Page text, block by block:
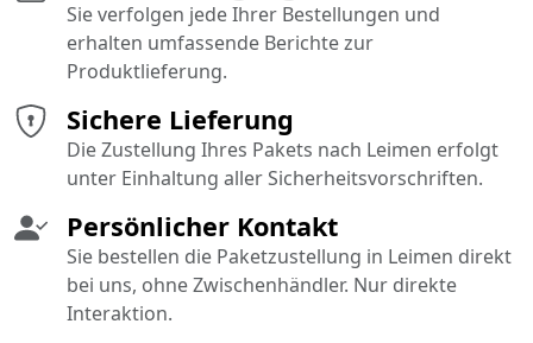
Sichere Lieferung
Die Zustellung Ihres Pakets nach Leimen erfolgt
unter Einhaltung aller Sicherheitsvorschriften.
Persönlicher Kontakt
Sie bestellen die Paketzustellung in Leimen direkt
bei uns, ohne Zwischenhändler. Nur direkte
Interaktion.
Sie verfolgen jede Ihrer Bestellungen und
erhalten umfassende Berichte zur
Produktlieferung.